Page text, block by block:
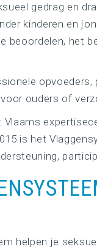
gedrag en
kinderen en
beoordelen, het
opvoeders,
ouders of
is het
helpen je